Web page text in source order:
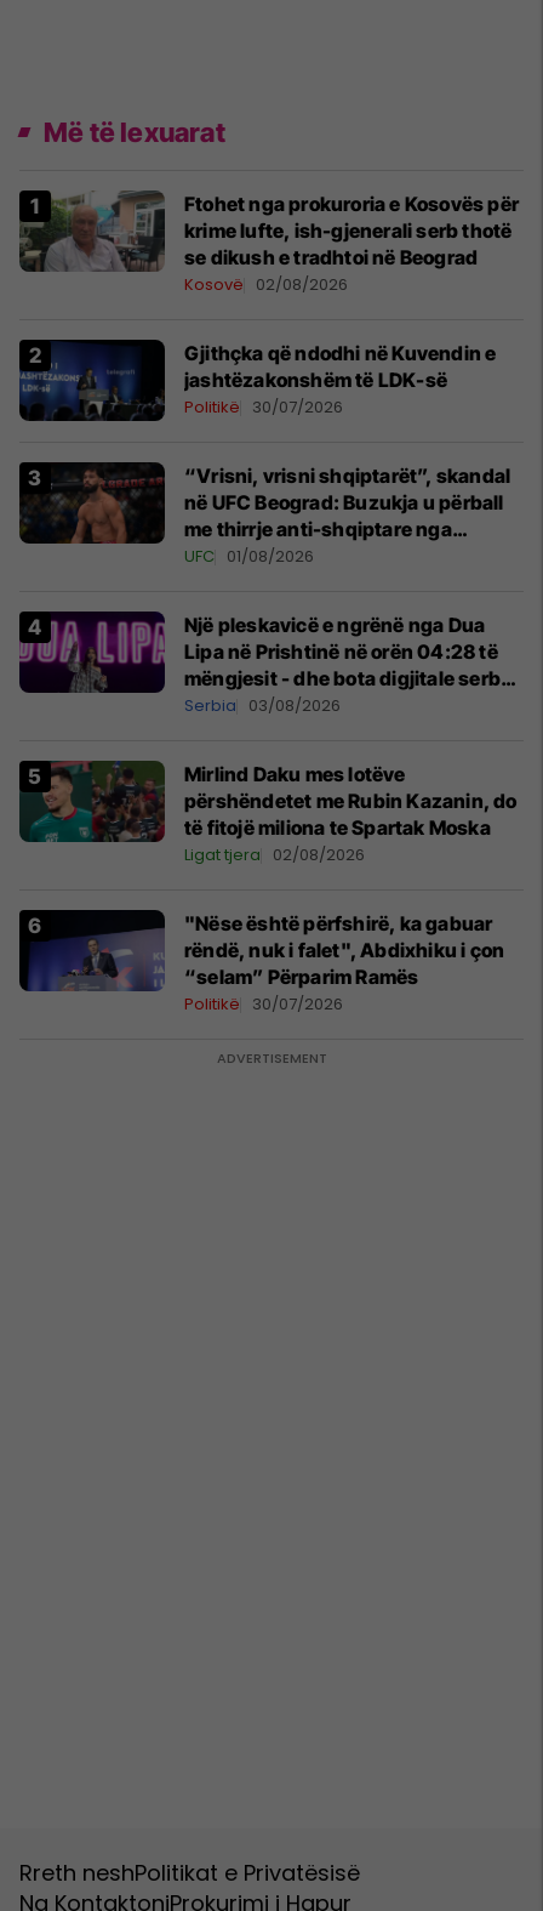
Më të lexuarat
Ftohet nga prokuroria e Kosovës për
krime lufte, ish-gjenerali serb thotë
se dikush e tradhtoi në Beograd
Kosovë 02/08/2026
Gjithçka që ndodhi në Kuvendin e
jashtëzakonshëm të LDK-së
Politikë 30/07/2026
“Vrisni, vrisni shqiptarët”, skandal
në UFC Beograd: Buzukja u përball
me thirrje anti-shqiptare nga
tribunat
UFC 01/08/2026
Një pleskavicë e ngrënë nga Dua
Lipa në Prishtinë në orën 04:28 të
mëngjesit - dhe bota digjitale serbe
shpall gjendjen e luftës
Serbia 03/08/2026
Mirlind Daku mes lotëve
përshëndetet me Rubin Kazanin, do
të fitojë miliona te Spartak Moska
Ligat tjera 02/08/2026
"Nëse është përfshirë, ka gabuar
rëndë, nuk i falet", Abdixhiku i çon
“selam” Përparim Ramës
Politikë 30/07/2026
Rreth neshPolitikat e Privatësisë
Na KontaktoniProkurimi i Hapur